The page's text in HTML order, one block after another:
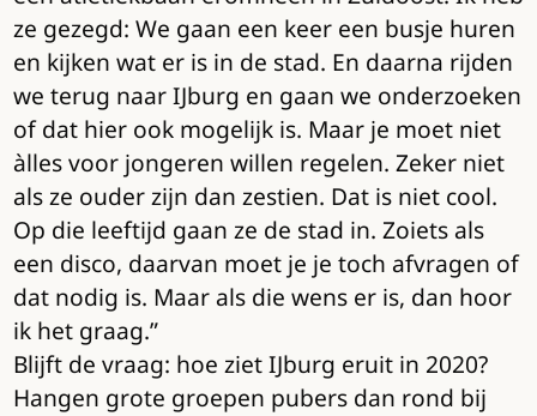
ze gezegd: We gaan een keer een busje huren
en kijken wat er is in de stad. En daarna rijden
we terug naar IJburg en gaan we onderzoeken
of dat hier ook mogelijk is. Maar je moet niet
àlles voor jongeren willen regelen. Zeker niet
als ze ouder zijn dan zestien. Dat is niet cool.
Op die leeftijd gaan ze de stad in. Zoiets als
een disco, daarvan moet je je toch afvragen of
dat nodig is. Maar als die wens er is, dan hoor
ik het graag.”
Blijft de vraag: hoe ziet IJburg eruit in 2020?
Hangen grote groepen pubers dan rond bij